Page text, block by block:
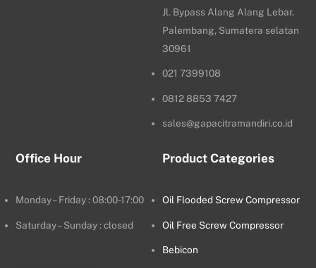
Jl. Bypass Alang Alang Lebar.
Palembang, Sumatera selatan
30961
021 7399108
0812 8853 7427
sales@gapacitramandiri.co.id
Office Hour
Monday – Friday : 08:00-17:00
Saturday – Sunday : closed
Product Categories
Oil Flooded Screw Compressor
Oil Free Screw Compressor
Bebicon